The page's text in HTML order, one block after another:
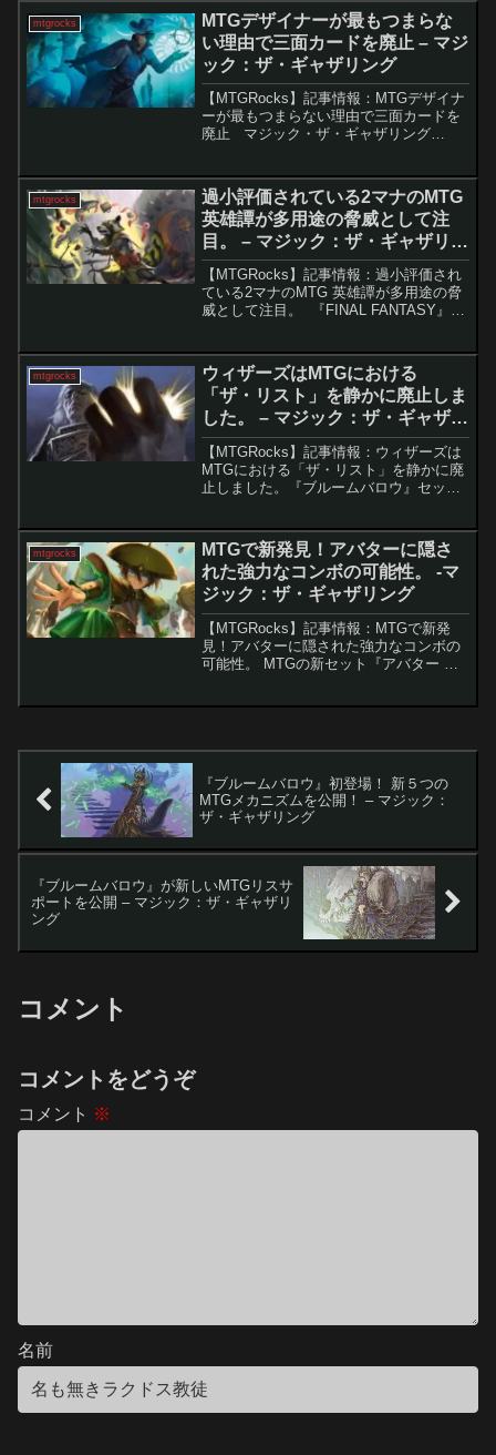
をより明確にし、プレイヤーが適切なゲ
ーム環境...
mtgrocks
MTGデザイナーが最もつまらな
い理由で三面カードを廃止 – マジ
ック：ザ・ギャザリング
【MTGRocks】記事情報：MTGデザイナ
ーが最もつまらない理由で三面カードを
廃止 マジック・ザ・ギャザリング
近では「Chaos Vault」のような新たな試
み...
mtgrocks
過小評価されている2マナのMTG
英雄譚が多用途の脅威として注
目。 – マジック：ザ・ギャザリン
グ
【MTGRocks】記事情報：過小評価され
ている2マナのMTG 英雄譚が多用途の脅
威として注目。 『FINAL FANTASY』コ
しています。中でも「召喚：バハムー
ト...
mtgrocks
ウィザーズはMTGにおける
「ザ・リスト」を静かに廃止しま
した。 – マジック：ザ・ギャザリ
ング
【MTGRocks】記事情報：ウィザーズは
MTGにおける「ザ・リスト」を静かに廃
止しました。『ブルームバロウ』セット
ない点で失望させています。特に、「リ
スト」が廃止され...
mtgrocks
MTGで新発見！アバターに隠さ
れた強力なコンボの可能性。 -マ
ジック：ザ・ギャザリング
【MTGRocks】記事情報：MTGで新発
見！アバターに隠された強力なコンボの
可能性。 MTGの新セット『アバター 伝
『ブルームバロウ』初登場！ 新５つの
MTGメカニズムを公開！ – マジック：
ザ・ギャザリング
『ブルームバロウ』が新しいMTGリスサ
ポートを公開 – マジック：ザ・ギャザリ
ング
コメント
コメントをどうぞ
コメント ※
名前